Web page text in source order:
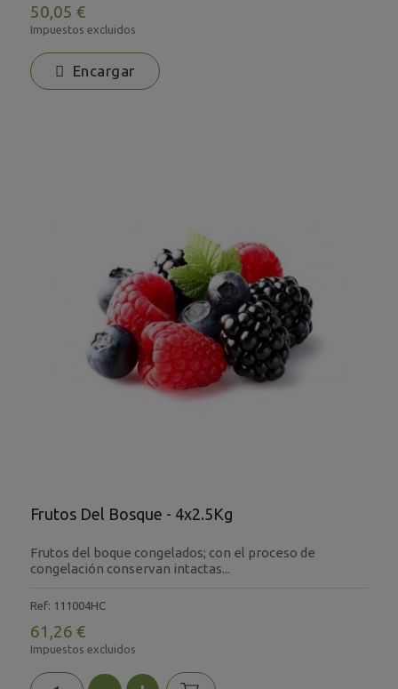
50,05 €
Impuestos excluidos
Encargar
Frutos Del Bosque - 4x2.5Kg
Frutos del boque congelados; con el proceso de
congelación conservan intactas...
Ref: 111004HC
61,26 €
Impuestos excluidos